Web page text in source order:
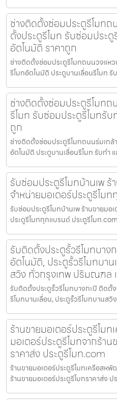
ช่างติดตั้งซ่อมประตูรีโมท
ตั้งประตูรีโมท รับซ่อมประ
อัตโนมัติ ราคาถูก
ช่างติดตั้งซ่อมประตูรีโมทถนนวงแห
รีโมทอัตโนมัติ ประตูบานเลื่อนรีโมท รั
ช่างติดตั้งซ่อมประตูรีโมท
รีโมท รับซ่อมประตูรีโมทรับ
ถูก
ช่างติดตั้งซ่อมประตูรีโมทถนนร่มเกล้
อัตโนมัติ ประตูบานเลื่อนรีโมท รับทำ
รับซ่อมประตูรีโมทบ้านเพ ร้
จำหน่ายมอเตอร์ประตูรีโม
รับซ่อมประตูรีโมทบ้านเพ ร้านขายมอ
ประตูรีโมททุกแบรนด์ ประตูรีโมท
รับติดตั้งประตูรั้วรีโมทบาง
อัตโนมัติ, ประตูรั้วรีโมทบา
สวิง ทั่วกรุงเทพ ปริมณฑล
รับติดตั้งประตูรั้วรีโมทบางกะปิ ติดตั้
รีโมทบานเลื่อน, ประตูรั้วรีโมทบานสวิ
ร้านขายมอเตอร์ประตูรีโม
มอเตอร์ประตูรีโมทจากร้า
ราคาส่ง ประตูรีโมท.com
ร้านขายมอเตอร์ประตูรีโมทเครือสห
ร้านขายมอเตอร์ประตูรีโมทราคาส่ง